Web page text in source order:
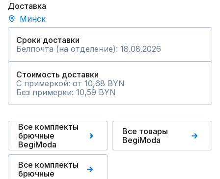
Доставка
Минск
Сроки доставки
Белпочта (на отделение): 18.08.2026
Стоимость доставки
С примеркой: от 10,68 BYN
Без примерки: 10,59 BYN
Все комплекты
брючные
BegiModa
Все товары
BegiModa
Все комплекты
брючные